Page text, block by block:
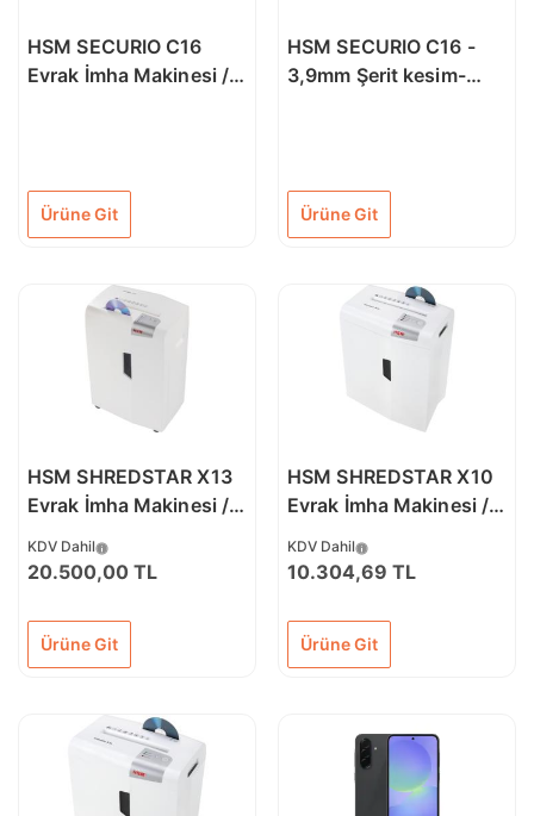
HSM SECURIO C16
Evrak İmha Makinesi /
Ürüne Git
HSM SECURIO C16 -
3,9mm Şerit kesim-
Ürüne Git
HSM SHREDSTAR X13
Evrak İmha Makinesi /
- CD İmha Makinesi -
4x37 mm - 23lt
KDV Dahil
20.500,00 TL
Ürüne Git
HSM SHREDSTAR X10
Evrak İmha Makinesi /
- CD İmha Makinesi -
4,5x30 mm - 20lt
KDV Dahil
10.304,69 TL
Ürüne Git